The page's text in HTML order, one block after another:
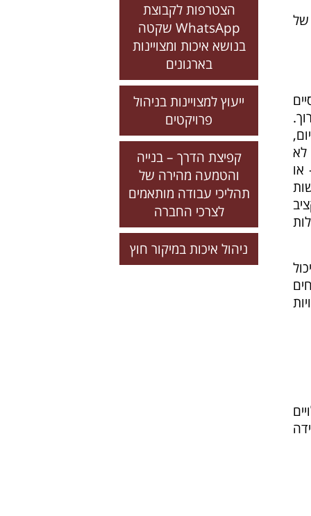
של
לא
או
הצטרפות לקבוצת
WhatsApp שקטה
בנושא איכות ומצויינות
בארגונים
ייעוץ למצויינות בניהול
פרויקטים
קפיצת הדרך – בנייה
והטמעה מהירה של
תהליכי עבודה מותאמים
לצרכי החברה
ניהול איכות במיקור חוץ